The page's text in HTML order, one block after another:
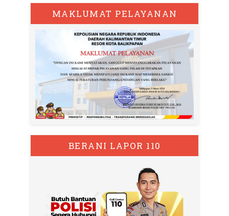
MAKLUMAT PELAYANAN
BERANI LAPOR 110